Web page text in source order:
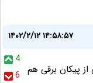
۱۴۰۲/۲/۱۲ ۱۴:۵۸:۵۷
4
6
از پیکان برقی هم